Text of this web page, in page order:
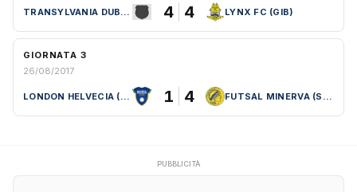
TRANSYLVANIA DUBLIN (EIRE) 4 4 LYNX FC (GIB)
GIORNATA 3
26/08/2017
LONDON HELVECIA (ENG) 1 4 FUTSAL MINERVA (SWI)
PUBBLICITÀ